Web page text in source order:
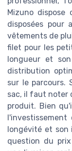
Mizuno dispose
disposées pour
vêtements de
filet pour les
longueur et
distribution
sur le parcours.
sac, il faut noter
produit. Bien
longévité et
question du